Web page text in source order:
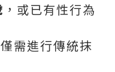
，或已有性行為
需進行傳統抹